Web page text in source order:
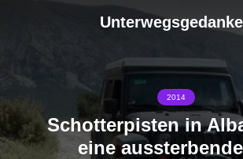
2014
Schotterpisten in
eine